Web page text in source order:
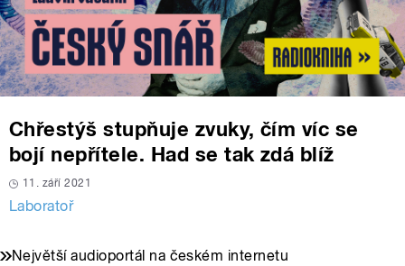
Chřestýš stupňuje zvuky, čím víc se
bojí nepřítele. Had se tak zdá blíž
11. září 2021
Laboratoř
Největší audioportál na českém internetu